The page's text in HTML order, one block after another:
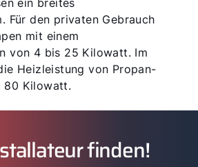
Für den privaten Gebrauch
mit einem
von 4 bis 25 Kilowatt. Im
Heizleistung von Propan-
80 Kilowatt.
finden!